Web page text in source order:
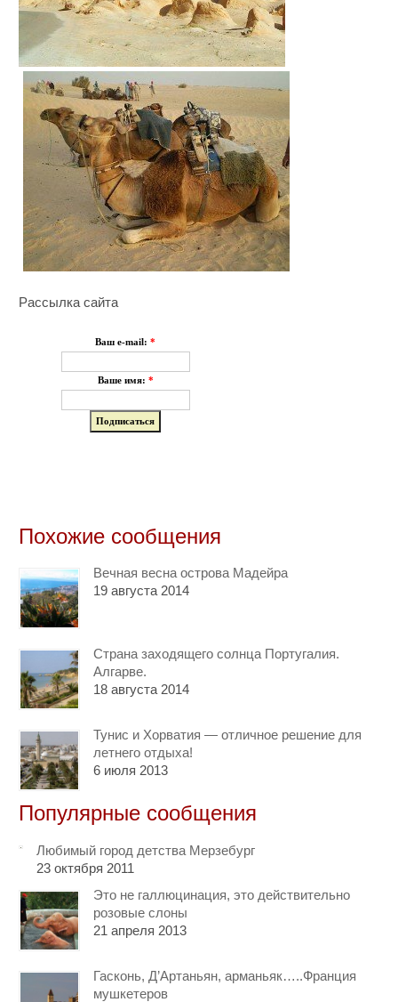
Рассылка сайта
Ваш e-mail:*
Ваше имя: *
Похожие сообщения
Вечная весна острова Мадейра
19 августа 2014
Страна заходящего солнца Португалия.
Алгарве.
18 августа 2014
Тунис и Хорватия — отличное решение для
летнего отдыха!
6 июля 2013
Популярные сообщения
Любимый город детства Мерзебург
23 октября 2011
Это не галлюцинация, это действительно
розовые слоны
21 апреля 2013
Гасконь, Д’Артаньян, арманьяк…..Франция
мушкетеров